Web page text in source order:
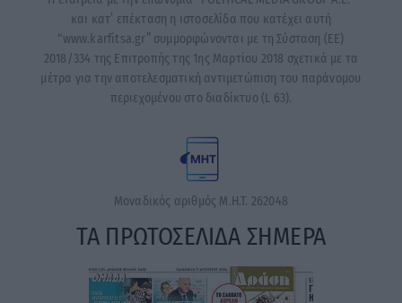
και κατ’ επέκταση η ιστοσελίδα που κατέχει αυτή
“www.karfitsa.gr” συμμορφώνονται με τη Σύσταση (ΕΕ)
2018/334 της Επιτροπής της 1ης Μαρτίου 2018 σχετικά με τα
μέτρα για την αποτελεσματική αντιμετώπιση του παράνομου
περιεχομένου στο διαδίκτυο (L 63).
Μοναδικός αριθμός Μ.Η.Τ. 262048
ΤΑ ΠΡΩΤΟΣΕΛΙΔΑ ΣΗΜΕΡΑ